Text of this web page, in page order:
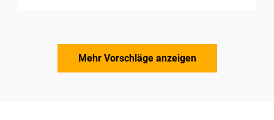
Mehr Vorschläge anzeigen